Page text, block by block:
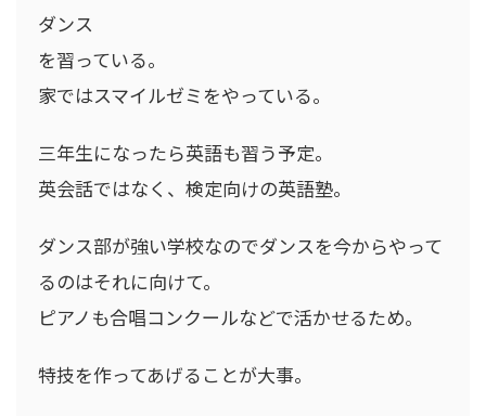
ダンス
を習っている。
家ではスマイルゼミをやっている。
三年生になったら英語も習う予定。
英会話ではなく、検定向けの英語塾。
ダンス部が強い学校なのでダンスを今からやって
るのはそれに向けて。
ピアノも合唱コンクールなどで活かせるため。
特技を作ってあげることが大事。